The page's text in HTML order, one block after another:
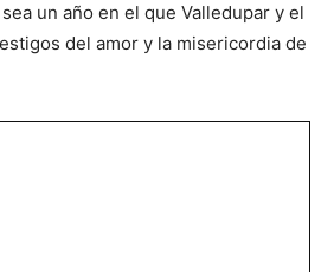
un año en el que Valledupar y el
del amor y la misericordia de